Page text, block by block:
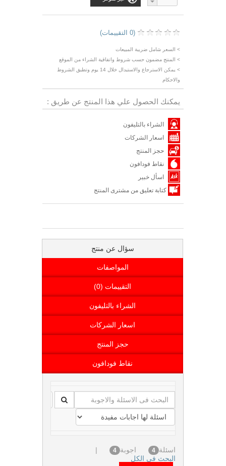
(0 التقييمات)
> السعر شامل ضريبة المبيعات
> المنتج مضمون حسب شروط واتفاقية الشراء من الموقع
> يمكن الاسترجاع والاستبدال خلال 14 يوم وتطبق الشروط
والاحكام
يمكنك الحصول علي هذا المنتج عن طريق :
الشراء بالتليفون
اسعار الشركات
حجز المنتج
نقاط فودافون
اسأل خبير
كتابة تعليق من مشترى المنتج
سؤال عن منتج
المواصفات
التقييمات (0)
الشراء بالتليفون
اسعار الشركات
حجز المنتج
نقاط فودافون
اسئلة 4 اجوبة 4
|
البحث فى الكل